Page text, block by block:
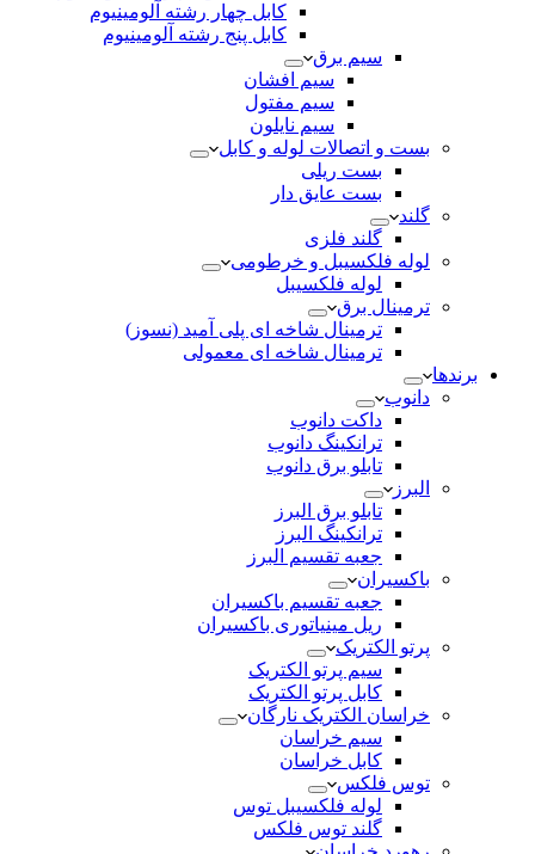
کابل چهار رشته آلومینیوم
کابل پنج رشته آلومینیوم
سیم برق
سیم افشان
سیم مفتول
سیم نایلون
بست و اتصالات لوله و کابل
بست ریلی
بست عایق دار
گلند
گلند فلزی
لوله فلکسیبل و خرطومی
لوله فلکسیبل
ترمینال برق
ترمینال شاخه ای پلی آمید (نسوز)
ترمینال شاخه ای معمولی
برندها
دانوب
داکت دانوب
ترانکینگ دانوب
تابلو برق دانوب
البرز
تابلو برق البرز
ترانکینگ البرز
جعبه تقسیم البرز
باکسیران
جعبه تقسیم باکسیران
ریل مینیاتوری باکسیران
پرتو الکتریک
سیم پرتو الکتریک
کابل پرتو الکتریک
خراسان الکتریک نارگان
سیم خراسان
کابل خراسان
توس فلکس
لوله فلکسیبل توس
گلند توس فلکس